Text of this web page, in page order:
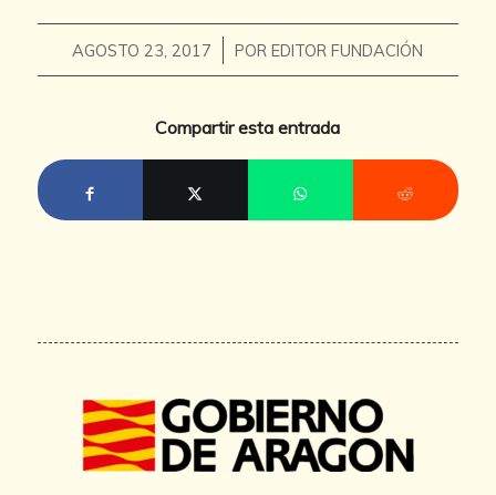
AGOSTO 23, 2017
/ POREDITOR FUNDACIÓN
Compartir esta entrada